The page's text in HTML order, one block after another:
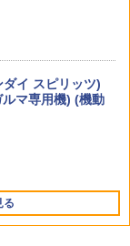
リーダムガン
隊 Ver.) タカラ
ストル用 8連発
96発×6＝576発
スターターピス
フィギュアー
155mm PVC&A
イ スピリッツ)
マ専用機) (機動
る